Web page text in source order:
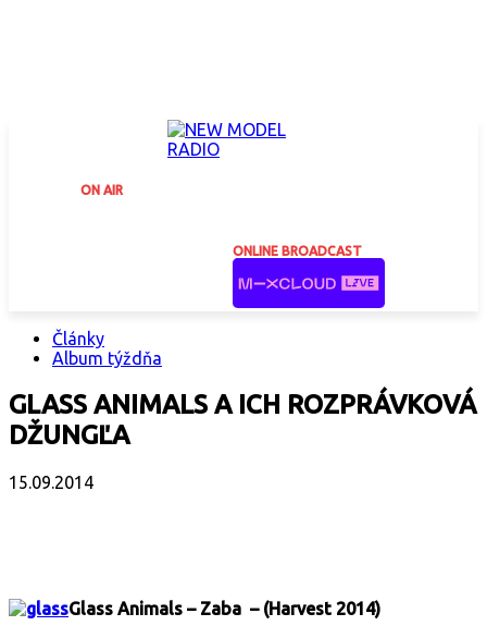
ON AIR
ONLINE BROADCAST
Články
Album týždňa
GLASS ANIMALS A ICH ROZPRÁVKOVÁ
DŽUNGĽA
15.09.2014
Glass Animals – Zaba – (Harvest 2014)